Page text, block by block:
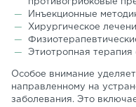
противогрибковые
Инъекционные
Хирургическое
Этиотропная
Особое внимание
направленному на
заболевания. Это